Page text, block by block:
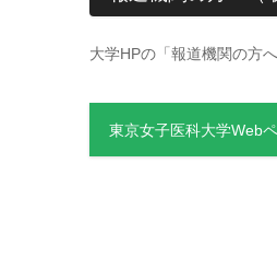
大学HPの「報道機関の方
東京女子医科大学Web